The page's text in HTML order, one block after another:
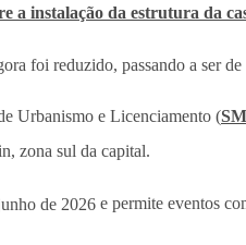
a instalação da estrutura da
foi reduzido, passando a ser de
Urbanismo e Licenciamento (
zona sul da capital.
de 2026 e permite eventos